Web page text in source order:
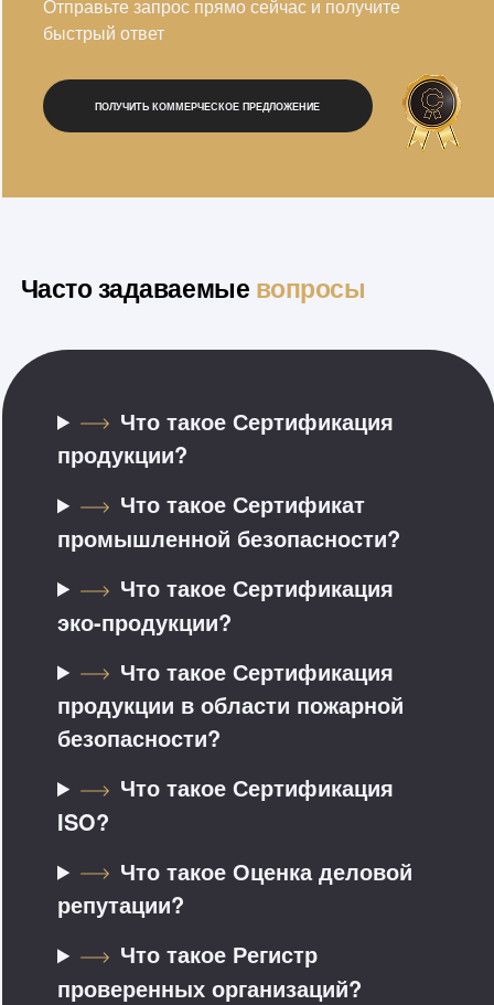
Отправьте запрос прямо сейчас и получите
быстрый ответ
ПОЛУЧИТЬ КОММЕРЧЕСКОЕ ПРЕДЛОЖЕНИЕ
Часто задаваемые вопросы
Что такое Сертификация
продукции?
Что такое Сертификат
промышленной безопасности?
Что такое Сертификация
эко-продукции?
Что такое Сертификация
продукции в области пожарной
безопасности?
Что такое Сертификация
ISO?
Что такое Оценка деловой
репутации?
Что такое Регистр
проверенных организаций?